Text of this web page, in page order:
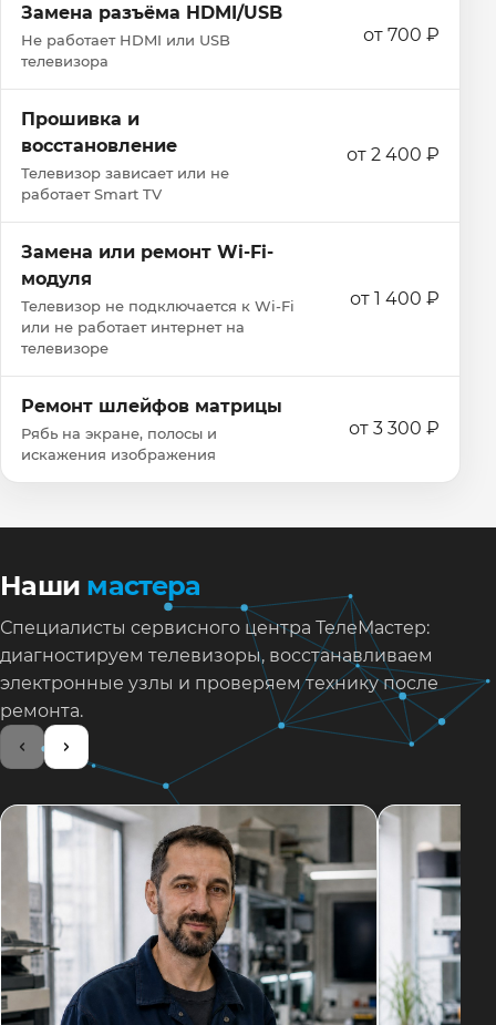
Замена разъёма HDMI/USB
Не работает HDMI или USB
телевизора
от 700 ₽
Прошивка и
восстановление
Телевизор зависает или не
работает Smart TV
от 2 400 ₽
Замена или ремонт Wi‑Fi-
модуля
Телевизор не подключается к Wi‑Fi
или не работает интернет на
телевизоре
от 1 400 ₽
Ремонт шлейфов матрицы
Рябь на экране, полосы и
искажения изображения
от 3 300 ₽
Наши мастера
Специалисты сервисного центра ТелеМастер:
диагностируем телевизоры, восстанавливаем
электронные узлы и проверяем технику после
ремонта.